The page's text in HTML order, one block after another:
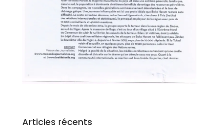
Articles récents